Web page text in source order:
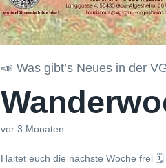
📣 Was gibt’s Neues in der
vor 3 Monaten
Haltet euch die nächste Woche frei